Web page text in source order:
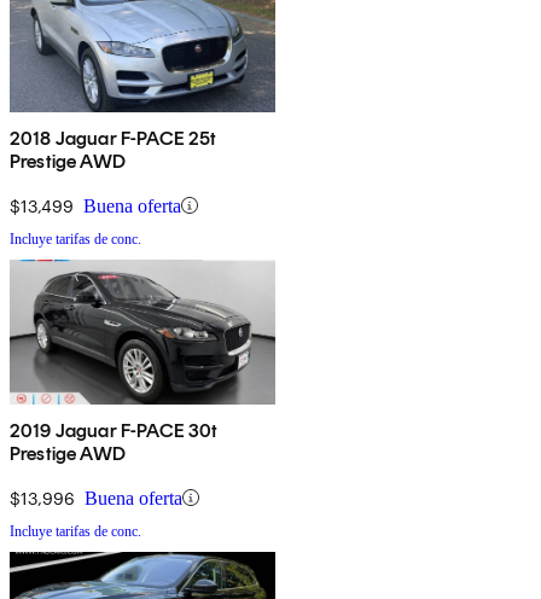
2018 Jaguar F-PACE 25t
Prestige AWD
$13,499 Buena oferta
Incluye tarifas de conc.
2019 Jaguar F-PACE 30t
Prestige AWD
$13,996 Buena oferta
Incluye tarifas de conc.